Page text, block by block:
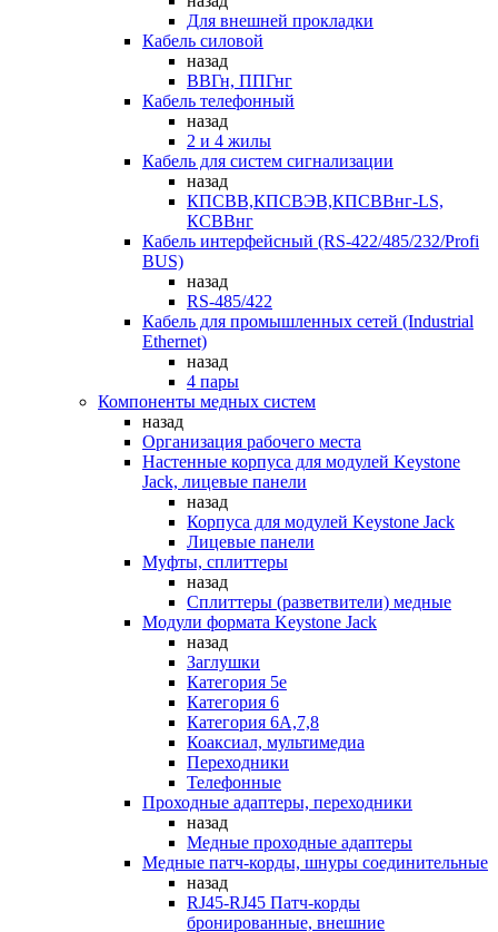
Для внешней прокладки
Кабель силовой
назад
ВВГн, ППГнг
Кабель телефонный
назад
2 и 4 жилы
Кабель для систем сигнализации
назад
КПСВВ,КПСВЭВ,КПСВВнг-LS,
КСВВнг
Кабель интерфейсный (RS-422/485/232/Profi
BUS)
назад
RS-485/422
Кабель для промышленных сетей (Industrial
Ethernet)
назад
4 пары
Компоненты медных систем
назад
Организация рабочего места
Настенные корпуса для модулей Keystone
Jack, лицевые панели
назад
Корпуса для модулей Keystone Jack
Лицевые панели
Муфты, сплиттеры
назад
Сплиттеры (разветвители) медные
Модули формата Keystone Jack
назад
Заглушки
Категория 5е
Категория 6
Категория 6А,7,8
Коаксиал, мультимедиа
Переходники
Телефонные
Проходные адаптеры, переходники
назад
Медные проходные адаптеры
Медные патч-корды, шнуры соединительные
назад
RJ45-RJ45 Патч-корды
бронированные, внешние